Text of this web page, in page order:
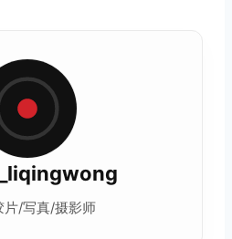
片/写真/摄影师